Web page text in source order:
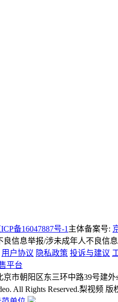
备16047887号-1 主体备案号:
良信息举报/涉未成年人不良信
用户协议 隐私政策 投诉与建议
平台
京市朝阳区东三环中路39号建外
All Rights Reserved.梨视频 版